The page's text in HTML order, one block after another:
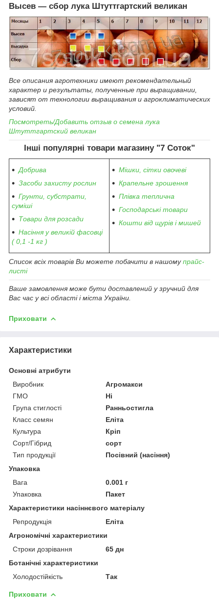
Высев ― сбор лука Штуттгартский великан
Все описания агротехники имеют рекомендательный
характер и результаты, полученные при выращивании,
зависят от технологии выращивания и агроклиматических
условий.
Посмотреть/Добавить отзыв о семена лука
Штуттгартский великан
Інші популярні товари магазину "7 Соток"
Добрива
Засоби захисту рослин
Грунти, субстрати,
суміші
Товари для розсади
Насіння у великій фасовці
( 0,1 -1 кг )
Мішки, сітки овочеві
Крапельне зрошення
Плівка теплична
Господарські товари
Кошти від щурів і мишей
Список всіх товарів Ви можете побачити в нашомупрайс-
листі
Ваше замовлення може бути доставлений у зручний для
Вас час у всі області і міста України.
Приховати
Характеристики
Основні атрибути
Виробник
Агромакси
ГМО
Ні
Група стиглості
Ранньостигла
Класс семян
Еліта
Культура
Кріп
Сорт/Гібрид
сорт
Тип продукції
Посівний (насіння)
Упаковка
Вага
0.001 г
Упаковка
Пакет
Характеристики насіннєвого матеріалу
Репродукція
Еліта
Агрономічні характеристики
Строки дозрівання
65 дн
Ботанічні характеристики
Холодостійкість
Так
Приховати